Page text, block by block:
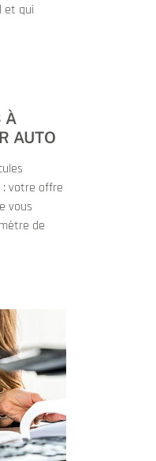
et qui
À
AUTO
: votre offre
vous
de